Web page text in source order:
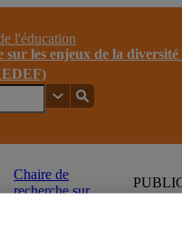
l'éducation
sur les enjeux de la diversité
Chaire de
recherche sur
| Le